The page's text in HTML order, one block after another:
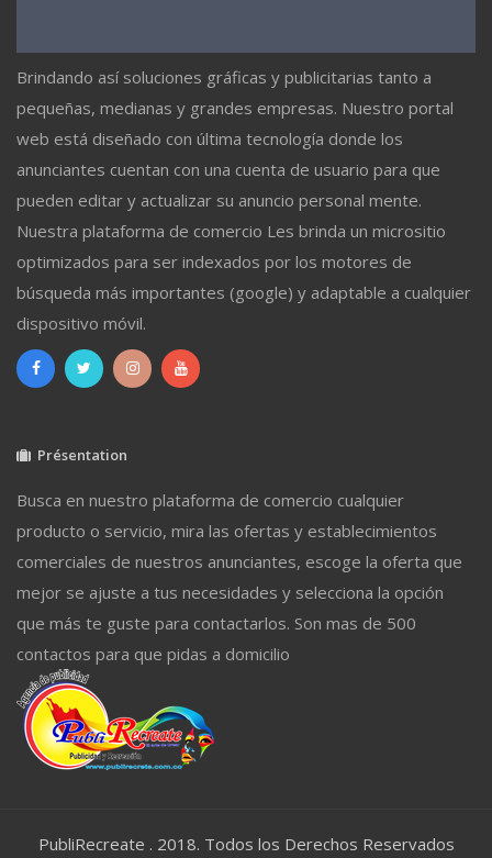
Brindando así soluciones gráficas y publicitarias tanto a
pequeñas, medianas y grandes empresas. Nuestro portal
web está diseñado con última tecnología donde los
anunciantes cuentan con una cuenta de usuario para que
pueden editar y actualizar su anuncio personal mente.
Nuestra plataforma de comercio Les brinda un micrositio
optimizados para ser indexados por los motores de
búsqueda más importantes (google) y adaptable a cualquier
dispositivo móvil.
Présentation
Busca en nuestro plataforma de comercio cualquier
producto o servicio, mira las ofertas y establecimientos
comerciales de nuestros anunciantes, escoge la oferta que
mejor se ajuste a tus necesidades y selecciona la opción
que más te guste para contactarlos. Son mas de 500
contactos para que pidas a domicilio
PubliRecreate . 2018. Todos los Derechos Reservados